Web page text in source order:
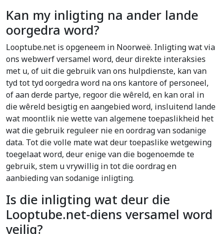
Kan my inligting na ander lande
oorgedra word?
Looptube.net is opgeneem in Noorweë. Inligting wat via
ons webwerf versamel word, deur direkte interaksies
met u, of uit die gebruik van ons hulpdienste, kan van
tyd tot tyd oorgedra word na ons kantore of personeel,
of aan derde partye, regoor die wêreld, en kan oral in
die wêreld besigtig en aangebied word, insluitend lande
wat moontlik nie wette van algemene toepaslikheid het
wat die gebruik reguleer nie en oordrag van sodanige
data. Tot die volle mate wat deur toepaslike wetgewing
toegelaat word, deur enige van die bogenoemde te
gebruik, stem u vrywillig in tot die oordrag en
aanbieding van sodanige inligting.
Is die inligting wat deur die
Looptube.net-diens versamel word
veilig?